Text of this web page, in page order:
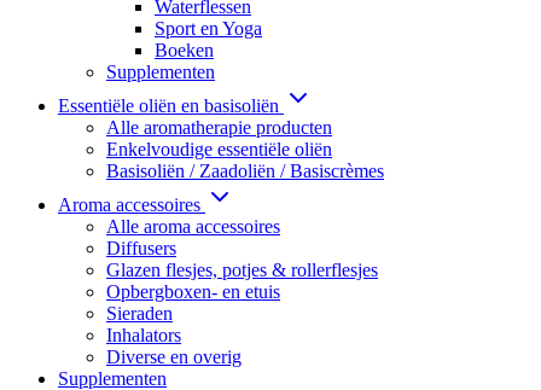
Waterflessen
Sport en Yoga
Boeken
Supplementen
Essentiële oliën en basisoliën
Alle aromatherapie producten
Enkelvoudige essentiële oliën
Basisoliën / Zaadoliën / Basiscrèmes
Aroma accessoires
Alle aroma accessoires
Diffusers
Glazen flesjes, potjes & rollerflesjes
Opbergboxen- en etuis
Sieraden
Inhalators
Diverse en overig
Supplementen